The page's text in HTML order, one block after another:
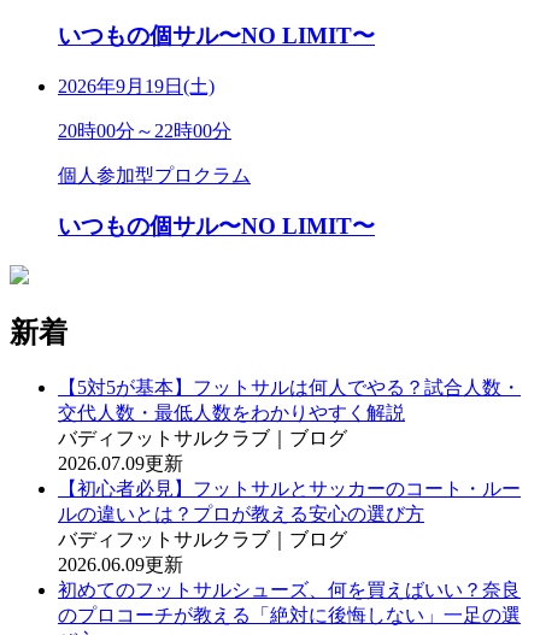
いつもの個サル〜NO LIMIT〜
2026年9月19日(土)
20時00分～22時00分
個人参加型プロクラム
いつもの個サル〜NO LIMIT〜
新着
【5対5が基本】フットサルは何人でやる？試合人数・
交代人数・最低人数をわかりやすく解説
バディフットサルクラブ｜ブログ
2026.07.09更新
【初心者必見】フットサルとサッカーのコート・ルー
ルの違いとは？プロが教える安心の選び方
バディフットサルクラブ｜ブログ
2026.06.09更新
初めてのフットサルシューズ、何を買えばいい？奈良
のプロコーチが教える「絶対に後悔しない」一足の選